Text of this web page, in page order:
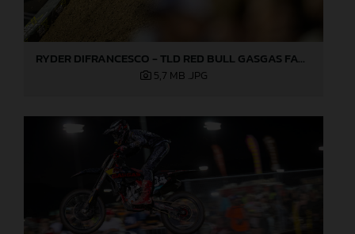
RYDER DIFRANCESCO - TLD RED BULL GASGAS FACTORY RACING - LAS VEGAS 02
5,7 MB .JPG